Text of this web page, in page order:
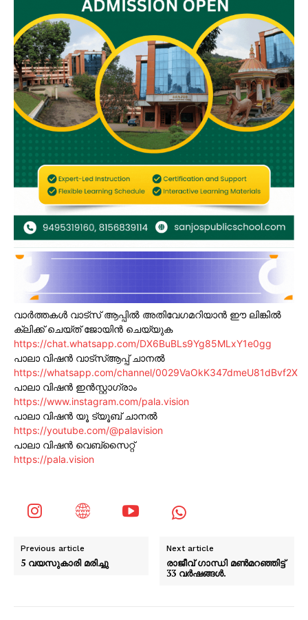
വാർത്തകൾ വാട്സ് ആപ്പിൽ അതിവേഗമറിയാൻ ഈ ലിങ്കിൽ
ക്ലിക്ക് ചെയ്ത് ജോയിൻ ചെയ്യുക
https://chat.whatsapp.com/DX6BuBLs9Yg85MLxY1e0gg
പാലാ വിഷൻ വാട്സ്ആപ്പ് ചാനൽ
https://whatsapp.com/channel/0029VaOkK347dmeU81dBvf2X
പാലാ വിഷൻ ഇൻസ്റ്റാഗ്രാം
https://www.instagram.com/pala.vision
പാലാ വിഷൻ യൂ ട്യൂബ് ചാനൽ
https://youtube.com/@palavision
പാലാ വിഷൻ വെബ്സൈറ്റ്
https://pala.vision
Previous article
5 വയസുകാരി മരിച്ചു
Next article
രാജീവ് ഗാന്ധി മൺമറഞ്ഞിട്ട്
33 വർഷങ്ങൾ.